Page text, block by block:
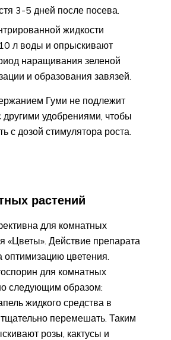
3-5 дней после посева.
жидкости
л воды и опрыскивают
наращивания зеленой
и образования завязей.
Гуми не подлежит
удобрениями, чтобы
с дозой стимулятора роста.
растений
для комнатных
«Цветы». Действие препарата
оптимизацию цветения.
для комнатных
следующим образом:
жидкого средства в
перемешать. Таким
розы, кактусы и